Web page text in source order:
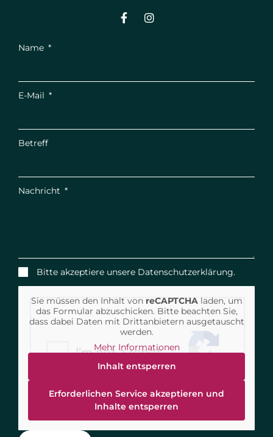
Name
E-Mail
Betreff
Nachricht
Bitte akzeptiere unsere Datenschutzerklärung.
Sie müssen den Inhalt von reCAPTCHAladen, um
das Formular abzuschicken. Bitte beachten Sie,
dass dabei Daten mit Drittanbietern ausgetauscht
werden.
Mehr Informationen
Inhalt entsperren
Erforderlichen Service akzeptieren und
Inhalte entsperren